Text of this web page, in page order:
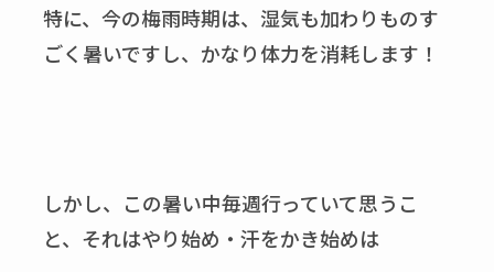
特に、今の梅雨時期は、湿気も加わりものす
ごく暑いですし、かなり体力を消耗します！
しかし、この暑い中毎週行っていて思うこ
と、それはやり始め・汗をかき始めは